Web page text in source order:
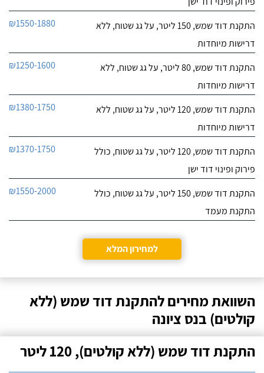
התקנת דוד שמש, 150 ליטר, על גג שטוח, ללא
דרישות מיוחדות
₪1550-1880
התקנת דוד שמש, 80 ליטר, על גג שטוח, ללא
דרישות מיוחדות
₪1250-1600
התקנת דוד שמש, 120 ליטר, על גג שטוח, ללא
דרישות מיוחדות
₪1380-1750
התקנת דוד שמש, 120 ליטר, על גג שטוח, כולל
פירוק ופינוי דוד ישן
₪1370-1750
התקנת דוד שמש, 150 ליטר, על גג שטוח, כולל
התקנת מעמד
₪1550-2000
למחירון המלא
השוואת מחירים להתקנת דוד שמש (ללא
קולטים) בנס ציונה
התקנת דוד שמש (ללא קולטים), 120 ליטר